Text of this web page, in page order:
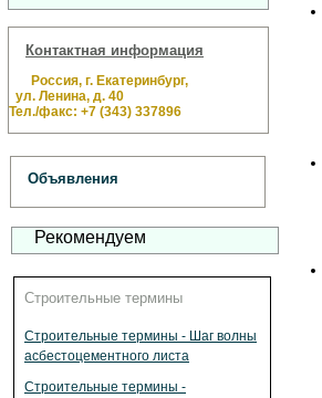
Контактная информация
Россия, г. Екатеринбург,
ул. Ленина, д. 40
Тел./факс: +7 (343) 337896
Объявления
Рекомендуем
Строительные термины
Строительные термины - Шаг волны
асбестоцементного листа
Строительные термины -